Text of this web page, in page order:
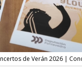
de Verán 2026 |